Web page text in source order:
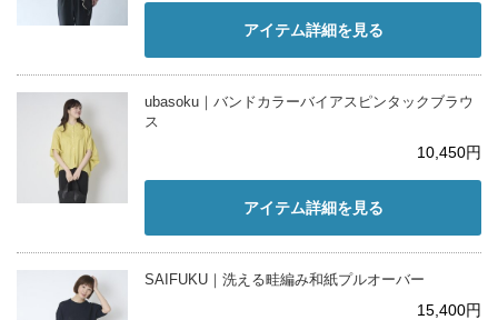
アイテム詳細を見る
ubasoku｜バンドカラーバイアスピンタックブラウ
ス
10,450円
アイテム詳細を見る
SAIFUKU｜洗える畦編み和紙プルオーバー
15,400円